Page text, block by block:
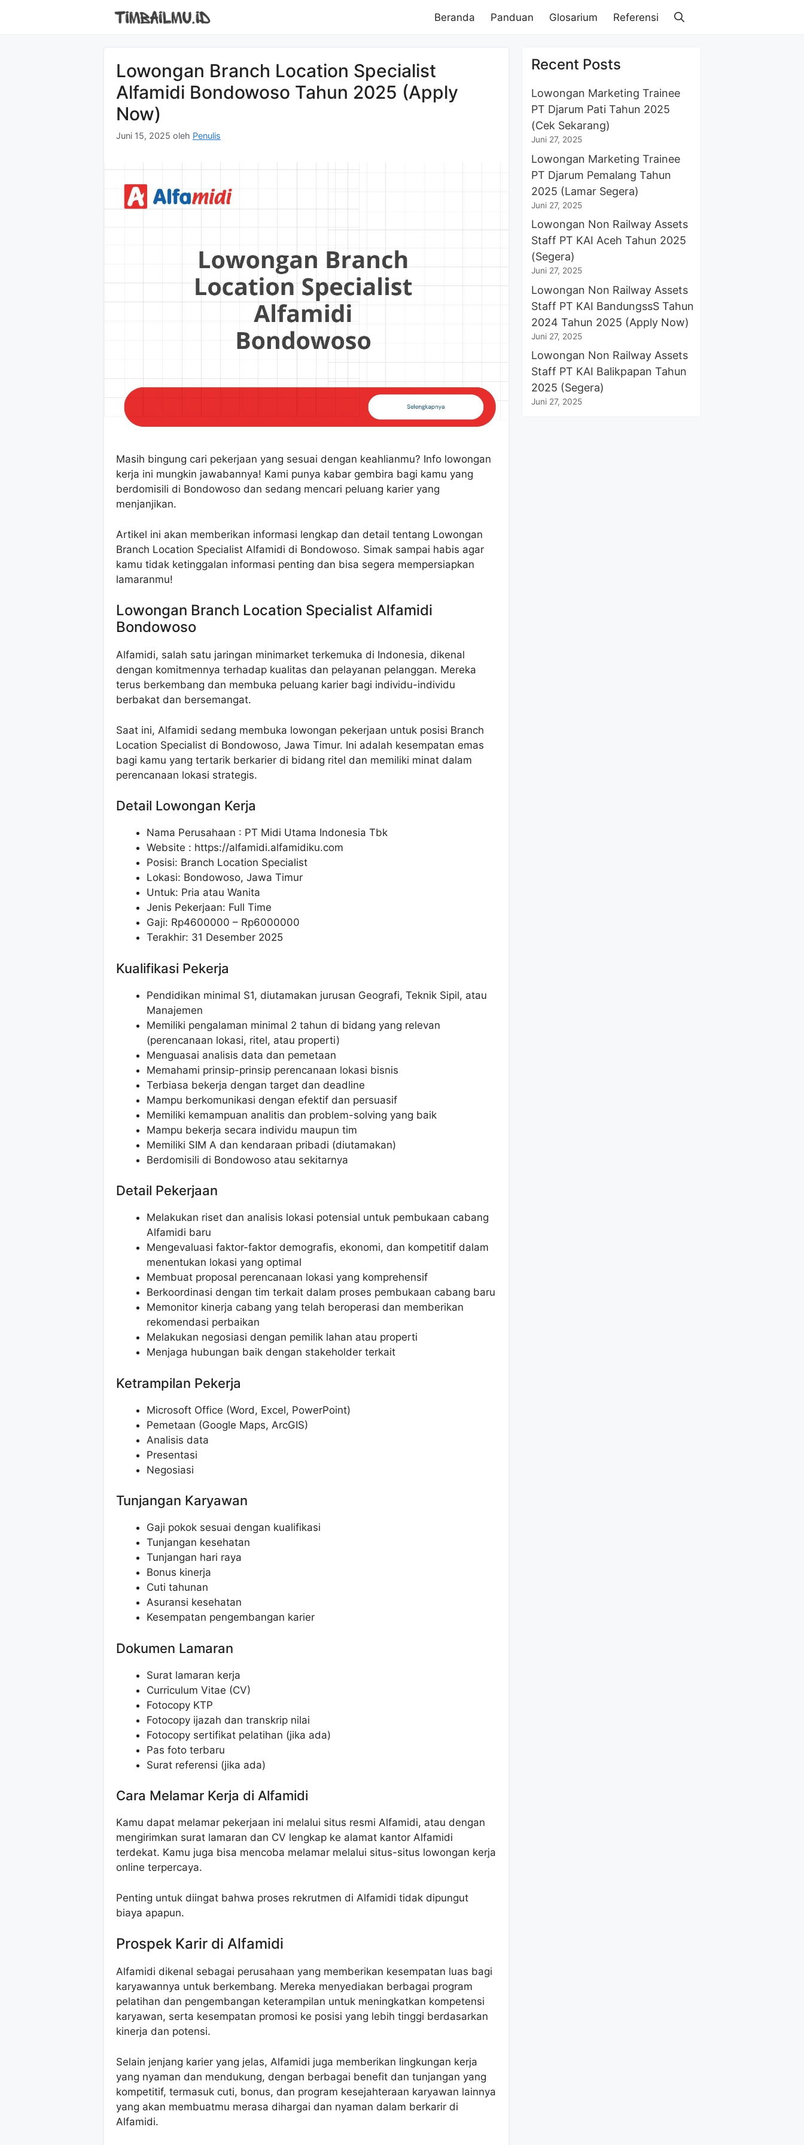
Beranda Panduan Glosarium Referensi
Lowongan Branch Location Specialist
Alfamidi Bondowoso Tahun 2025 (Apply
Now)
Juni 15, 2025 oleh Penulis
Masih bingung cari pekerjaan yang sesuai dengan keahlianmu? Info lowongan
kerja ini mungkin jawabannya! Kami punya kabar gembira bagi kamu yang
berdomisili di Bondowoso dan sedang mencari peluang karier yang
menjanjikan.
Artikel ini akan memberikan informasi lengkap dan detail tentang Lowongan
Branch Location Specialist Alfamidi di Bondowoso. Simak sampai habis agar
kamu tidak ketinggalan informasi penting dan bisa segera mempersiapkan
lamaranmu!
Lowongan Branch Location Specialist Alfamidi
Bondowoso
Alfamidi, salah satu jaringan minimarket terkemuka di Indonesia, dikenal
dengan komitmennya terhadap kualitas dan pelayanan pelanggan. Mereka
terus berkembang dan membuka peluang karier bagi individu-individu
berbakat dan bersemangat.
Saat ini, Alfamidi sedang membuka lowongan pekerjaan untuk posisi Branch
Location Specialist di Bondowoso, Jawa Timur. Ini adalah kesempatan emas
bagi kamu yang tertarik berkarier di bidang ritel dan memiliki minat dalam
perencanaan lokasi strategis.
Detail Lowongan Kerja
Nama Perusahaan : PT Midi Utama Indonesia Tbk
Website : https://alfamidi.alfamidiku.com
Posisi: Branch Location Specialist
Lokasi: Bondowoso, Jawa Timur
Untuk: Pria atau Wanita
Jenis Pekerjaan: Full Time
Gaji: Rp4600000 – Rp6000000
Terakhir: 31 Desember 2025
Kualifikasi Pekerja
Pendidikan minimal S1, diutamakan jurusan Geografi, Teknik Sipil, atau
Manajemen
Memiliki pengalaman minimal 2 tahun di bidang yang relevan
(perencanaan lokasi, ritel, atau properti)
Menguasai analisis data dan pemetaan
Memahami prinsip-prinsip perencanaan lokasi bisnis
Terbiasa bekerja dengan target dan deadline
Mampu berkomunikasi dengan efektif dan persuasif
Memiliki kemampuan analitis dan problem-solving yang baik
Mampu bekerja secara individu maupun tim
Memiliki SIM A dan kendaraan pribadi (diutamakan)
Berdomisili di Bondowoso atau sekitarnya
Detail Pekerjaan
Melakukan riset dan analisis lokasi potensial untuk pembukaan cabang
Alfamidi baru
Mengevaluasi faktor-faktor demografis, ekonomi, dan kompetitif dalam
menentukan lokasi yang optimal
Membuat proposal perencanaan lokasi yang komprehensif
Berkoordinasi dengan tim terkait dalam proses pembukaan cabang baru
Memonitor kinerja cabang yang telah beroperasi dan memberikan
rekomendasi perbaikan
Melakukan negosiasi dengan pemilik lahan atau properti
Menjaga hubungan baik dengan stakeholder terkait
Ketrampilan Pekerja
Microsoft Office (Word, Excel, PowerPoint)
Pemetaan (Google Maps, ArcGIS)
Analisis data
Presentasi
Negosiasi
Tunjangan Karyawan
Gaji pokok sesuai dengan kualifikasi
Tunjangan kesehatan
Tunjangan hari raya
Bonus kinerja
Cuti tahunan
Asuransi kesehatan
Kesempatan pengembangan karier
Dokumen Lamaran
Surat lamaran kerja
Curriculum Vitae (CV)
Fotocopy KTP
Fotocopy ijazah dan transkrip nilai
Fotocopy sertifikat pelatihan (jika ada)
Pas foto terbaru
Surat referensi (jika ada)
Cara Melamar Kerja di Alfamidi
Kamu dapat melamar pekerjaan ini melalui situs resmi Alfamidi, atau dengan
mengirimkan surat lamaran dan CV lengkap ke alamat kantor Alfamidi
terdekat. Kamu juga bisa mencoba melamar melalui situs-situs lowongan kerja
online terpercaya.
Penting untuk diingat bahwa proses rekrutmen di Alfamidi tidak dipungut
biaya apapun.
Prospek Karir di Alfamidi
Alfamidi dikenal sebagai perusahaan yang memberikan kesempatan luas bagi
karyawannya untuk berkembang. Mereka menyediakan berbagai program
pelatihan dan pengembangan keterampilan untuk meningkatkan kompetensi
karyawan, serta kesempatan promosi ke posisi yang lebih tinggi berdasarkan
kinerja dan potensi.
Selain jenjang karier yang jelas, Alfamidi juga memberikan lingkungan kerja
yang nyaman dan mendukung, dengan berbagai benefit dan tunjangan yang
kompetitif, termasuk cuti, bonus, dan program kesejahteraan karyawan lainnya
yang akan membuatmu merasa dihargai dan nyaman dalam berkarir di
Alfamidi.
Recent Posts
Lowongan Marketing Trainee
PT Djarum Pati Tahun 2025
(Cek Sekarang)
Juni 27, 2025
Lowongan Marketing Trainee
PT Djarum Pemalang Tahun
2025 (Lamar Segera)
Juni 27, 2025
Lowongan Non Railway Assets
Staff PT KAI Aceh Tahun 2025
(Segera)
Juni 27, 2025
Lowongan Non Railway Assets
Staff PT KAI BandungssS Tahun
2024 Tahun 2025 (Apply Now)
Juni 27, 2025
Lowongan Non Railway Assets
Staff PT KAI Balikpapan Tahun
2025 (Segera)
Juni 27, 2025